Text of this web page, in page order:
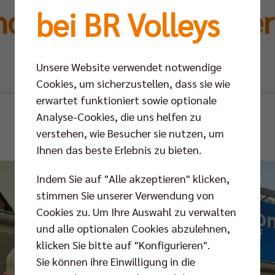
an
Stadtmission
Do 02.06.2022
bei BR Volleys
Unsere Website verwendet notwendige
Cookies, um sicherzustellen, dass sie wie
erwartet funktioniert sowie optionale
Analyse-Cookies, die uns helfen zu
verstehen, wie Besucher sie nutzen, um
Ihnen das beste Erlebnis zu bieten.
Indem Sie auf "Alle akzeptieren" klicken,
stimmen Sie unserer Verwendung von
Cookies zu. Um Ihre Auswahl zu verwalten
und alle optionalen Cookies abzulehnen,
klicken Sie bitte auf "Konfigurieren".
Sie können ihre Einwilligung in die